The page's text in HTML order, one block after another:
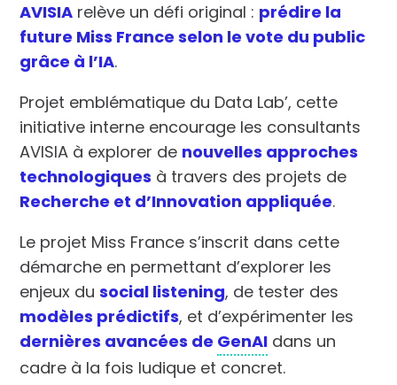
AVISIA relève un défi original : prédire la
future Miss France selon le vote du public
grâce à l’IA.
Projet emblématique du Data Lab’, cette
initiative interne encourage les consultants
AVISIA à explorer de nouvelles approches
technologiques à travers des projets de
Recherche et d’Innovation appliquée.
Le projet Miss France s’inscrit dans cette
démarche en permettant d’explorer les
enjeux dusocial listening, de tester des
modèles prédictifs, et d’expérimenter les
dernières avancées de GenAI dans un
cadre à la fois ludique et concret.